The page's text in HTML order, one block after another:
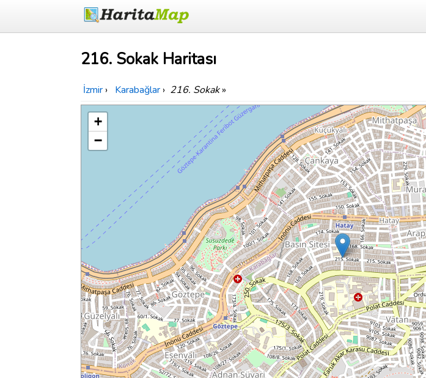
216. Sokak Haritası
İzmir › Karabağlar › 216. Sokak»
+
−